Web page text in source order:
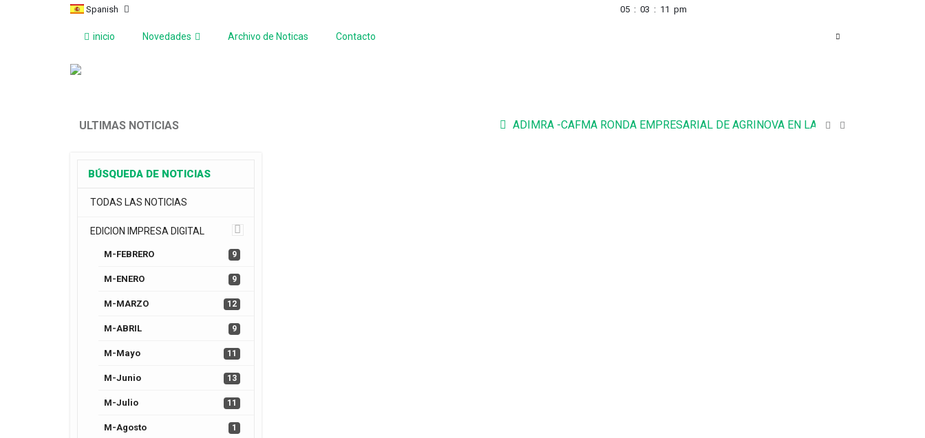
Spanish 05 : 03 : 12 pm
inicio Novedades Archivo de Noticas Contacto
ULTIMAS NOTICIAS ADIMRA -CAFMA RONDA EMPRESARIAL DE AGRINOVA EN LA RURAL
BÚSQUEDA DE NOTICIAS
TODAS LAS NOTICIAS
EDICION IMPRESA DIGITAL
M-FEBRERO 9
M-ENERO 9
M-MARZO 12
M-ABRIL 9
M-Mayo 11
M-Junio 13
M-Julio 11
M-Agosto 1